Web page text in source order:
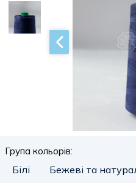
Група кольорів:
Білі Бежеві та